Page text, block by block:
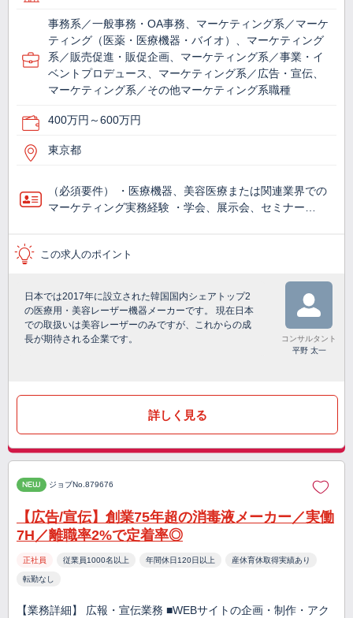
事務系／一般事務・OA事務、マーケティング系／マーケ
ティング（医薬・医療機器・バイオ）、マーケティング
系／販売促進・販促企画、マーケティング系／事業・イ
ベントプロデュース、マーケティング系／広告・宣伝、
マーケティング系／その他マーケティング系職種
400万円～600万円
東京都
（必須要件） ・医療機器、美容医療または関連業界での
マーケティング実務経験 ・学会、展示会、セミナー…
この求人のポイント
日本では2017年に設立された韓国国内シェアトップ2
の医療用・美容レーザー機器メーカーです。 現在日本
での取扱いは美容レーザーのみですが、これからの成
長が期待される企業です。
コンサルタント
平野 太一
詳しく見る
NEW ジョブNo.879676
【広告/宣伝】創業75年超の消毒液メーカー／実働
7H／離職率2%で定着率◎
正社員 従業員1000名以上 年間休日120日以上 産休育休取得実績あり
転勤なし
【業務詳細】 広報・宣伝業務 ■WEBサイトの企画・制作・アク